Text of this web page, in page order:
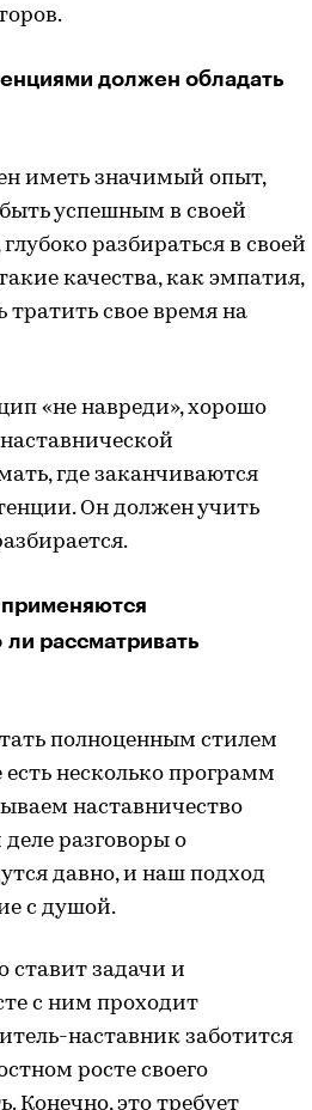
должен обладать
иметь значимый опыт,
успешным в своей
разбираться в своей
качества, как эмпатия,
тратить свое время на
«не навреди», хорошо
где заканчиваются
Он должен учить
применяются
рассматривать
полноценным стилем
несколько программ
наставничество
разговоры о
давно, и наш подход
с душой.
ставит задачи и
с ним проходит
наставник заботится
росте своего
Конечно, это требует